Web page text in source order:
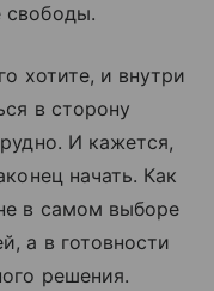
свободы.
хотите, и внутри
в сторону
И кажется,
начать. Как
в самом выборе
а в готовности
решения.